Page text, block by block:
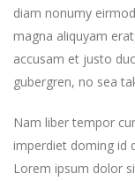
diam nonumy
magna aliquyam
accusam et justo
gubergren, no sea
Nam liber tempor
imperdiet doming id
Lorem ipsum dolor